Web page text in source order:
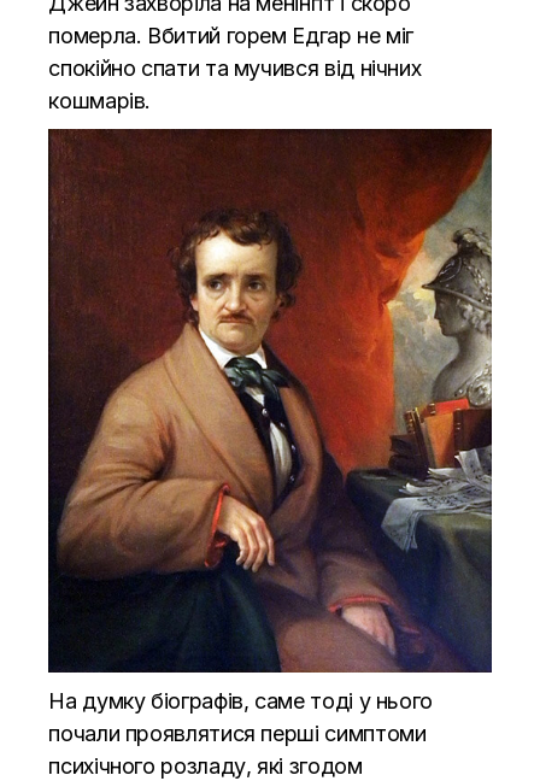
померла. Вбитий горем Едгар не міг
спокійно спати та мучився від нічних
кошмарів.
На думку біографів, саме тоді у нього
почали проявлятися перші симптоми
психічного розладу, які згодом